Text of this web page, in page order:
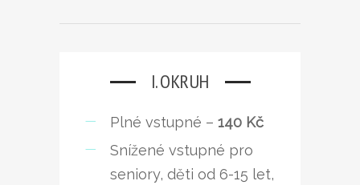
I. OKRUH
Plné vstupné – 140 Kč
Snížené vstupné pro
seniory, děti od 6-15 let,